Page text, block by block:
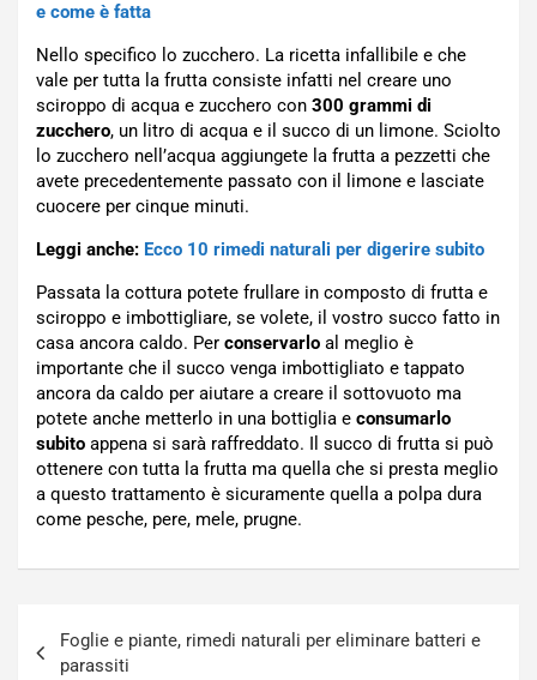
e come è fatta
Nello specifico lo zucchero. La ricetta infallibile e che
vale per tutta la frutta consiste infatti nel creare uno
sciroppo di acqua e zucchero con 300 grammi di
zucchero, un litro di acqua e il succo di un limone. Sciolto
lo zucchero nell’acqua aggiungete la frutta a pezzetti che
avete precedentemente passato con il limone e lasciate
cuocere per cinque minuti.
Leggi anche: Ecco 10 rimedi naturali per digerire subito
Passata la cottura potete frullare in composto di frutta e
sciroppo e imbottigliare, se volete, il vostro succo fatto in
casa ancora caldo. Per conservarlo al meglio è
importante che il succo venga imbottigliato e tappato
ancora da caldo per aiutare a creare il sottovuoto ma
potete anche metterlo in una bottiglia e consumarlo
subito appena si sarà raffreddato. Il succo di frutta si può
ottenere con tutta la frutta ma quella che si presta meglio
a questo trattamento è sicuramente quella a polpa dura
come pesche, pere, mele, prugne.
articoli
Foglie e piante, rimedi naturali per eliminare batteri e
parassiti